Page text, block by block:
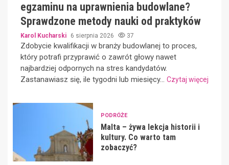
egzaminu na uprawnienia budowlane?
Sprawdzone metody nauki od praktyków
Karol Kucharski 6 sierpnia 2026 37
Zdobycie kwalifikacji w branży budowlanej to proces,
który potrafi przyprawić o zawrót głowy nawet
najbardziej odpornych na stres kandydatów.
Zastanawiasz się, ile tygodni lub miesięcy... Czytaj więcej
PODRÓŻE
Malta – żywa lekcja historii i
kultury. Co warto tam
zobaczyć?